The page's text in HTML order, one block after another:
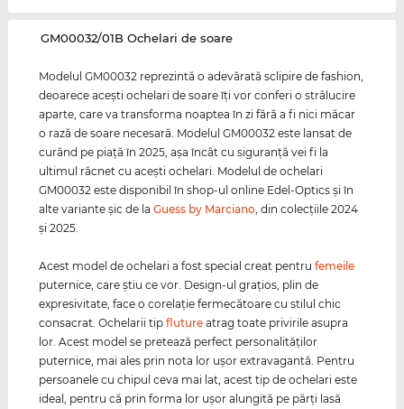
‌GM00032/01B Ochelari de soare
Modelul GM00032 reprezintă o adevărată sclipire de fashion,
deoarece aceşti ochelari de soare îţi vor conferi o strălucire
aparte, care va transforma noaptea în zi fără a fi nici măcar
o rază de soare necesară. Modelul GM00032 este lansat de
curând pe piaţă în 2025, aşa încât cu siguranţă vei fi la
ultimul răcnet cu aceşti ochelari. Modelul de ochelari
GM00032 este disponibil în shop-ul online Edel-Optics şi în
alte variante şic de laGuess by Marciano , din colecţiile 2024
şi 2025.
Acest model de ochelari a fost special creat pentrufemeile
puternice, care ştiu ce vor. Design-ul graţios, plin de
expresivitate, face o corelaţie fermecătoare cu stilul chic
consacrat. Ochelarii tipfluture atrag toate privirile asupra
lor. Acest model se pretează perfect personalităţilor
puternice, mai ales prin nota lor uşor extravagantă. Pentru
persoanele cu chipul ceva mai lat, acest tip de ochelari este
ideal, pentru că prin forma lor uşor alungită pe părţi lasă